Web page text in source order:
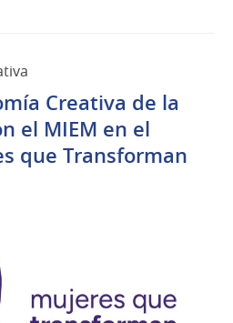
Creativa de la
el MIEM en el
que Transforman